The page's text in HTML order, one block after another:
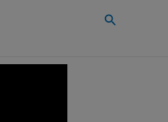
Buscar